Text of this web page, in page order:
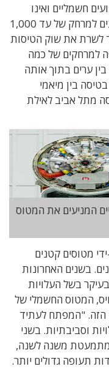
חשמליים ואינו
פולט פחמן. הוא יכול לשאת עד 9 נוסעים למרחק של עד 1,000
קמ”ש, ומיועד לשרת את שוק הטיסות
למרחקים של כמה
ערים בתוך אותה
בין מיאמי
מתל אביב לאילת
המניעים את המטוס
מטוסים קטנים
בשנים האחרונות
בשל העלויות
המטוס החשמלי של
הזה. "המפתח לעתיד
וסביבתיות. בשני
מתמעטת משנה לשנה,
תעופה גדולים יותר.